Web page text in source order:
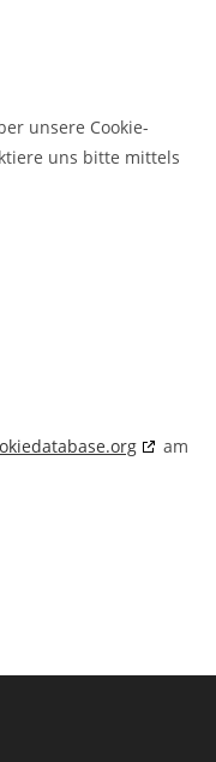
unsere Cookie-
uns bitte mittels
am